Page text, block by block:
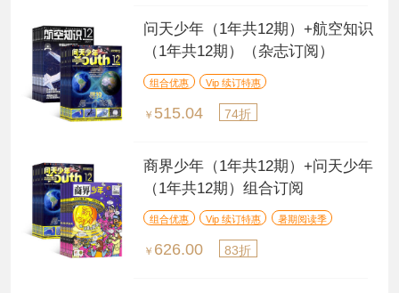
问天少年（1年共12期）+航空知识
（1年共12期）（杂志订阅）
组合优惠 Vip 续订特惠
￥ 515.04 74折
商界少年（1年共12期）+问天少年
（1年共12期）组合订阅
组合优惠 Vip 续订特惠 暑期阅读季
￥ 626.00 83折